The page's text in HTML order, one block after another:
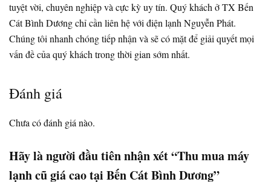
tuyệt vời, chuyên nghiệp và cực kỳ uy tín. Quý khách ở TX Bến
Cát Bình Dương chỉ cần liên hệ với điện lạnh Nguyễn Phát.
Chúng tôi nhanh chóng tiếp nhận và sẽ có mặt để giải quyết mọi
vấn đề của quý khách trong thời gian sớm nhất.
Đánh giá
Chưa có đánh giá nào.
Hãy là người đầu tiên nhận xét “Thu mua máy
lạnh cũ giá cao tại Bến Cát Bình Dương”